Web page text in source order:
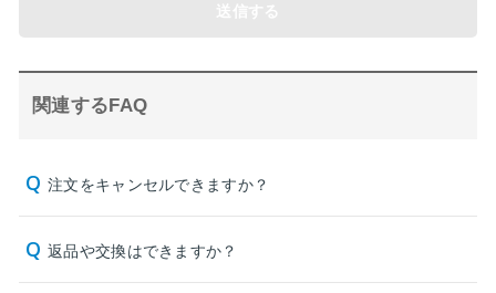
関連するFAQ
注文をキャンセルできますか？
返品や交換はできますか？